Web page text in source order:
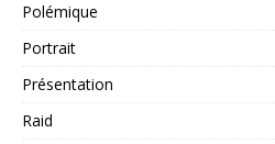
Polémique
Portrait
Présentation
Raid